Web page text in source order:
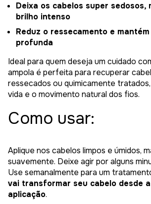
Deixa os cabelos super sedosos,
brilho intenso
Reduz o ressecamento e
profunda
Ideal para quem deseja um cuidado
ampola é perfeita para recuperar
ressecados ou quimicamente
vida e o movimento natural dos fios.
Como usar:
Aplique nos cabelos limpos e úmidos,
suavemente. Deixe agir por alguns
Use semanalmente para um
vai transformar seu cabelo desde
aplicação.